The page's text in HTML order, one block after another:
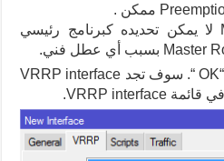
وإلا فإن Master Router لا يمكن تحديده كبرنامج رئيسي
انقر فوق الزر “Apply ” و “OK “. سوف تجد VRRP interface